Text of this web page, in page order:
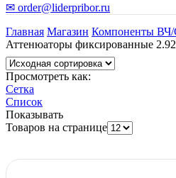
✉ order@liderpribor.ru
Главная Магазин Компоненты
Аттенюаторы фиксированные
Просмотреть как:
Сетка
Список
Показывать
Товаров на странице